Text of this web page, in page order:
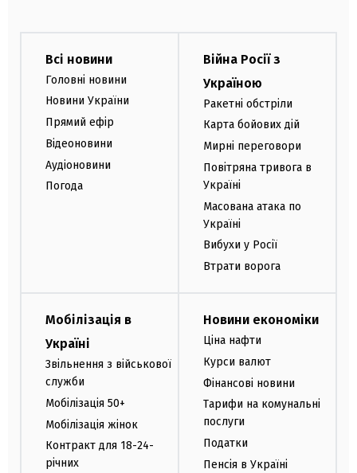
Всі новини
Головні новини
Новини України
Прямий ефір
Відеоновини
Аудіоновини
Погода
Війна Росії з
Україною
Ракетні обстріли
Карта бойових дій
Мирні переговори
Повітряна тривога в
Україні
Масована атака по
Україні
Вибухи у Росії
Втрати ворога
Мобілізація в
Україні
Звільнення з військової
служби
Мобілізація 50+
Мобілізація жінок
Контракт для 18-24-
річних
Новини економіки
Ціна нафти
Курси валют
Фінансові новини
Тарифи на комунальні
послуги
Податки
Пенсія в Україні